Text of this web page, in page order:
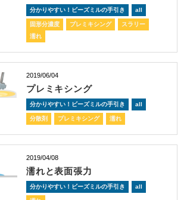
分かりやすい！ビーズミルの手引き all
固形分濃度 プレミキシング
スラリー
濡れ
2019/06/04
プレミキシング
分かりやすい！ビーズミルの手引き all
分散剤 プレミキシング 濡れ
2019/04/08
濡れと表面張力
分かりやすい！ビーズミルの手引き all